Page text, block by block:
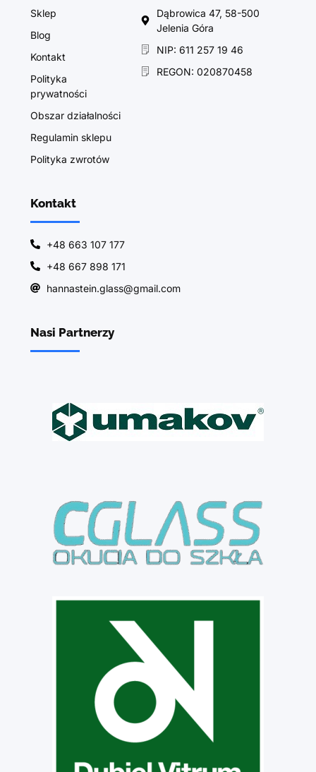
Sklep
Blog
Kontakt
Polityka
prywatności
Obszar działalności
Regulamin sklepu
Polityka zwrotów
Dąbrowica 47, 58-500
Jelenia Góra
NIP: 611 257 19 46
REGON: 020870458
Kontakt
+48 663 107 177
+48 667 898 171
hannastein.glass@gmail.com
Nasi Partnerzy